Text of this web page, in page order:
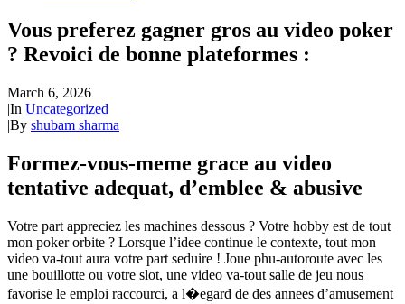
Vous preferez gagner gros au video poker
? Revoici de bonne plateformes :
March 6, 2026
|In Uncategorized
|By shubam sharma
Formez-vous-meme grace au video
tentative adequat, d’emblee & abusive
Votre part appreciez les machines dessous ? Votre hobby est de tout
mon poker orbite ? Lorsque l’idee continue le contexte, tout mon
video va-tout aura votre part seduire ! Joue phu-autoroute avec les
une bouillotte ou votre slot, une video va-tout salle de jeu nous
favorise le emploi raccourci, a l�egard de des annees d’amusement